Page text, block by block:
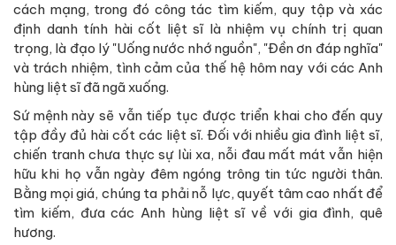
cách mạng, trong đó công tác tìm kiếm, quy tập và xác
định danh tính hài cốt liệt sĩ là nhiệm vụ chính trị quan
trọng, là đạo lý "Uống nước nhớ nguồn", "Đền ơn đáp nghĩa"
và trách nhiệm, tình cảm của thế hệ hôm nay với các Anh
hùng liệt sĩ đã ngã xuống.
Sứ mệnh này sẽ vẫn tiếp tục được triển khai cho đến quy
tập đầy đủ hài cốt các liệt sĩ. Đối với nhiều gia đình liệt sĩ,
chiến tranh chưa thực sự lùi xa, nỗi đau mất mát vẫn hiện
hữu khi họ vẫn ngày đêm ngóng trông tin tức người thân.
Bằng mọi giá, chúng ta phải nỗ lực, quyết tâm cao nhất để
tìm kiếm, đưa các Anh hùng liệt sĩ về với gia đình, quê
hương.